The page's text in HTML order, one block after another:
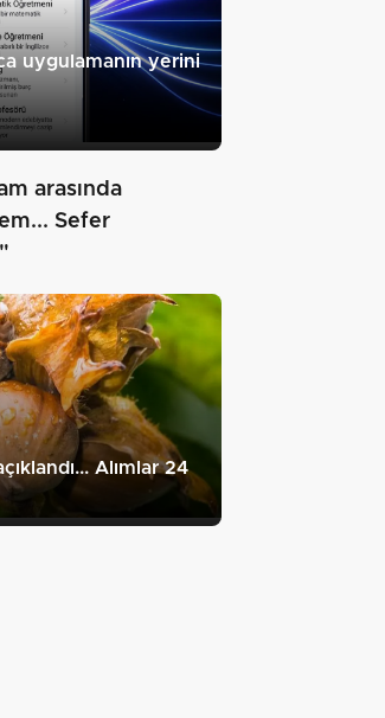
uygulamanın yerini
arasında
Sefer
Alımlar 24